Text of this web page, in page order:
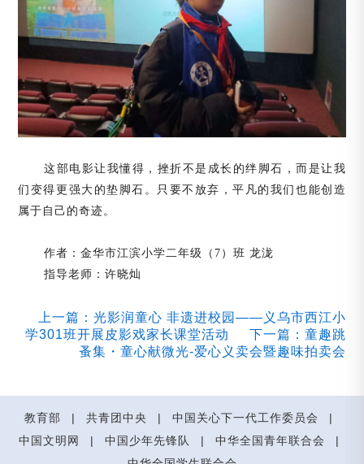
这部电影让我懂得，挫折不是成长的绊脚石，而是让我
们变得更强大的垫脚石。只要不放弃，平凡的我们也能创造
属于自己的奇迹。
作者：金华市江滨小学二年级（ 7）班 龙泷
指导老师：许晓灿
上一篇：光影润童心 非遗进校园——义乌市西江小
学301班开展皮影戏家长课堂活动
下一篇：童趣跳
蚤集・童心献微光-爱心义卖会暨趣味拍卖会
教育部 | 共青团中央 | 中国关心下一代工作委员会
|
中国文明网
| 中国少年先锋队 | 中华全国青年联合会
|